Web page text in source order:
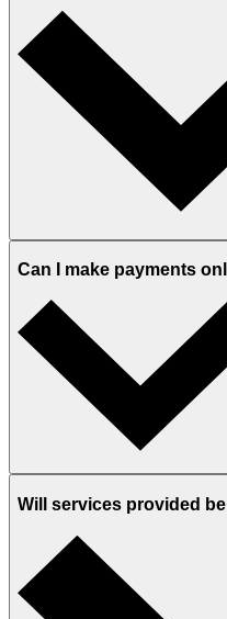
Can I make payments
Will services provided